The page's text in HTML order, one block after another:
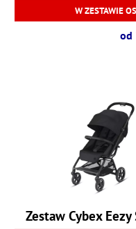
W ZESTAWIE
od
Zestaw Cybex